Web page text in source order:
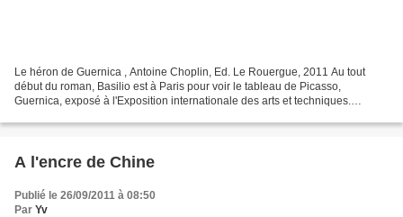
Le héron de Guernica , Antoine Choplin, Ed. Le Rouergue, 2011 Au tout
début du roman, Basilio est à Paris pour voir le tableau de Picasso,
Guernica, exposé à l'Exposition internationale des arts et techniques.
A l'encre de Chine
Publié le 26/09/2011 à 08:50
Par Yv